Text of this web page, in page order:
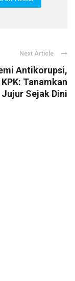
Next Article
Antikorupsi,
Tanamkan
Jujur Sejak Dini